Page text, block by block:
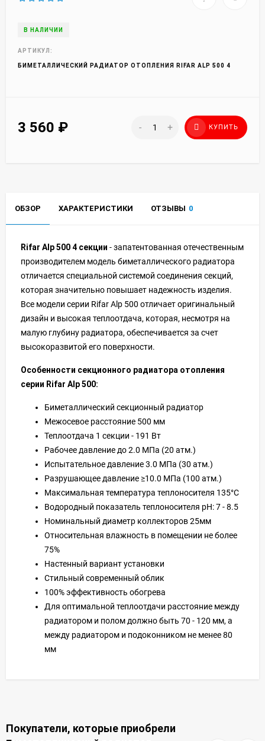
В НАЛИЧИИ
АРТИКУЛ:
БИМЕТАЛЛИЧЕСКИЙ РАДИАТОР ОТОПЛЕНИЯ RIFAR ALP 500 4
3 560 ₽ - + КУПИТЬ
ОБЗОР ХАРАКТЕРИСТИКИ ОТЗЫВЫ 0
Rifar Alp 500 4 секции - запатентованная отечественным
производителем модель биметаллического радиатора
отличается специальной системой соединения секций,
которая значительно повышает надежность изделия.
Все модели серии Rifar Alp 500 отличает оригинальный
дизайн и высокая теплоотдача, которая, несмотря на
малую глубину радиатора, обеспечивается за счет
высокоразвитой его поверхности.
Особенности секционного радиатора отопления
серии Rifar Alp 500:
Биметаллический секционный радиатор
Межосевое расстояние 500 мм
Теплоотдача 1 секции - 191 Вт
Рабочее давление до 2.0 МПа (20 атм.)
Испытательное давление 3.0 МПа (30 атм.)
Разрушающее давление ≥10.0 МПа (100 атм.)
Максимальная температура теплоносителя 135°C
Водородный показатель теплоносителя рН: 7 - 8.5
Номинальный диаметр коллекторов 25мм
Относительная влажность в помещении не более
75%
Настенный вариант установки
Стильный современный облик
100% эффективность обогрева
Для оптимальной теплоотдачи расстояние между
радиатором и полом должно быть 70 - 120 мм, а
между радиатором и подоконником не менее 80
мм
Покупатели, которые приобрели